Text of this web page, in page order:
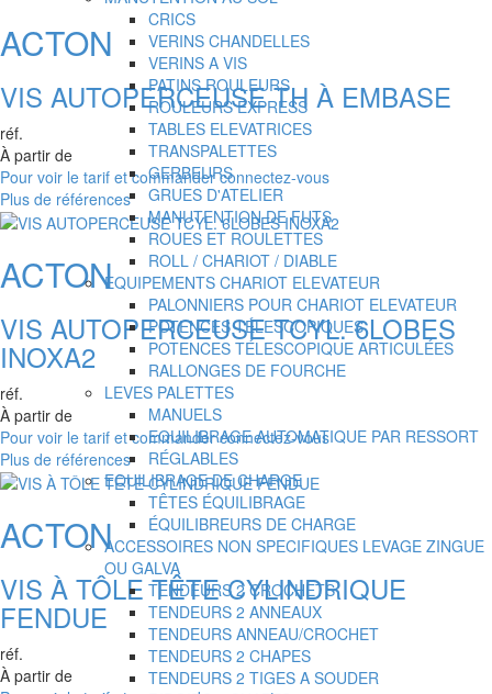
CRICS
VERINS CHANDELLES
VERINS A VIS
PATINS ROULEURS
ROULEURS EXPRESS
TABLES ELEVATRICES
TRANSPALETTES
GERBEURS
GRUES D'ATELIER
MANUTENTION DE FUTS
ROUES ET ROULETTES
ROLL / CHARIOT / DIABLE
EQUIPEMENTS CHARIOT ELEVATEUR
PALONNIERS POUR CHARIOT ELEVATEUR
POTENCES TÉLESCOPIQUES
POTENCES TÉLESCOPIQUE ARTICULÉES
RALLONGES DE FOURCHE
LEVES PALETTES
MANUELS
EQUILIBRAGE AUTOMATIQUE PAR RESSORT
RÉGLABLES
EQUILIBRAGE DE CHARGE
TÊTES ÉQUILIBRAGE
ÉQUILIBREURS DE CHARGE
ACCESSOIRES NON SPECIFIQUES LEVAGE ZINGUE
OU GALVA
TENDEURS 2 CROCHETS
TENDEURS 2 ANNEAUX
TENDEURS ANNEAU/CROCHET
TENDEURS 2 CHAPES
TENDEURS 2 TIGES A SOUDER
ACTON
VIS AUTOPERCEUSE TH À EMBASE
réf.
À partir de
Pour voir le tarif et commander connectez-vous
Plus de références
ACTON
VIS AUTOPERCEUSE TCYL. 6LOBES
INOXA2
réf.
À partir de
Pour voir le tarif et commander connectez-vous
Plus de références
ACTON
VIS À TÔLE TÊTE CYLINDRIQUE
FENDUE
réf.
À partir de